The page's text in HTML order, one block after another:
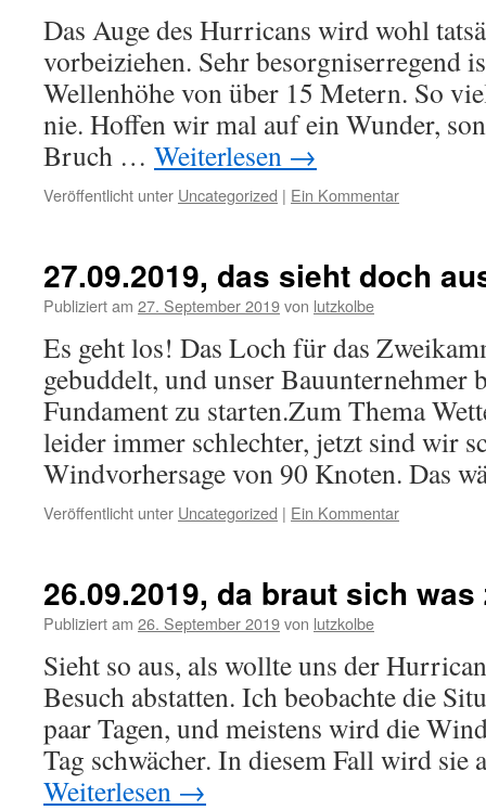
Das Auge des Hurricans wird wohl
vorbeiziehen. Sehr besorgniserregend
Wellenhöhe von über 15 Metern. So
nie. Hoffen wir mal auf ein Wunder,
Bruch … Weiterlesen →
Veröffentlicht unter Uncategorized | Ein Kommentar
27.09.2019, das sieht doch
Publiziert am 27. September 2019von lutzkolbe
Es geht los! Das Loch für das
gebuddelt, und unser Bauunternehmer
Fundament zu starten.Zum Thema
leider immer schlechter, jetzt sind wir
Windvorhersage von 90 Knoten. Das
Veröffentlicht unter Uncategorized | Ein Kommentar
26.09.2019, da braut sich
Publiziert am 26. September 2019von lutzkolbe
Sieht so aus, als wollte uns der
Besuch abstatten. Ich beobachte die
paar Tagen, und meistens wird die
Tag schwächer. In diesem Fall wird
Weiterlesen →